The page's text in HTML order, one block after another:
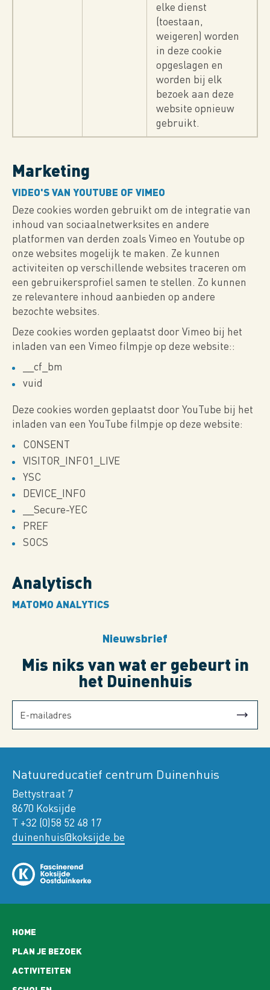
elke dienst
(toestaan,
weigeren) worden
in deze cookie
opgeslagen en
worden bij elk
bezoek aan deze
website opnieuw
gebruikt.
Marketing
VIDEO'S VAN YOUTUBE OF VIMEO
Deze cookies worden gebruikt om de integratie van
inhoud van sociaalnetwerksites en andere
platformen van derden zoals Vimeo en Youtube op
onze websites mogelijk te maken. Ze kunnen
activiteiten op verschillende websites traceren om
een ​​gebruikersprofiel samen te stellen. Zo kunnen
ze relevantere inhoud aanbieden op andere
bezochte websites.
Deze cookies worden geplaatst door Vimeo bij het
inladen van een Vimeo filmpje op deze website::
__cf_bm
vuid
Deze cookies worden geplaatst door YouTube bij het
inladen van een YouTube filmpje op deze website:
CONSENT
VISITOR_INFO1_LIVE
YSC
DEVICE_INFO
__Secure-YEC
PREF
SOCS
Analytisch
MATOMO ANALYTICS
Nieuwsbrief
Mis niks van wat er gebeurt in
het Duinenhuis
Natuureducatief centrum Duinenhuis
Bettystraat 7
8670 Koksijde
T +32 (0)58 52 48 17
duinenhuis@koksijde.be
Hoofdnavigatie
HOME
PLAN JE BEZOEK
ACTIVITEITEN